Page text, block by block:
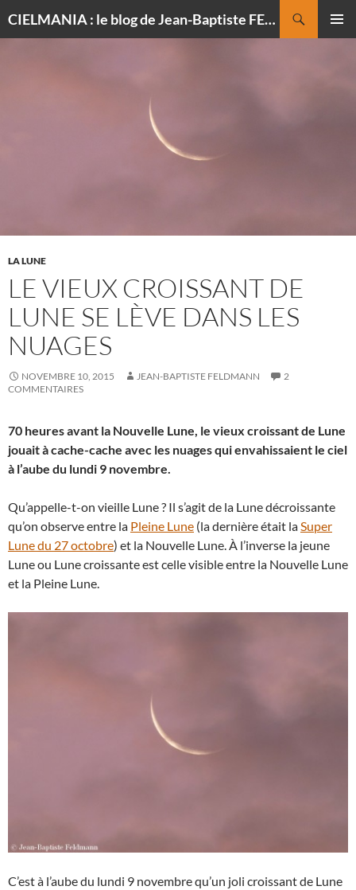
CIELMANIA : le blog de Jean-Baptiste FELDMANN, photographe du ciel
LA LUNE
LE VIEUX CROISSANT DE
LUNE SE LÈVE DANS LES
NUAGES
NOVEMBRE 10, 2015 JEAN-BAPTISTE FELDMANN
2
COMMENTAIRES
70 heures avant la Nouvelle Lune, le vieux croissant de Lune
jouait à cache-cache avec les nuages qui envahissaient le ciel
à l’aube du lundi 9 novembre.
Qu’appelle-t-on vieille Lune ? Il s’agit de la Lune décroissante
qu’on observe entre la Pleine Lune (la dernière était laSuper
Lune du 27 octobre) et la Nouvelle Lune. À l’inverse la jeune
Lune ou Lune croissante est celle visible entre la Nouvelle Lune
et la Pleine Lune.
C’est à l’aube du lundi 9 novembre qu’un joli croissant de Lune